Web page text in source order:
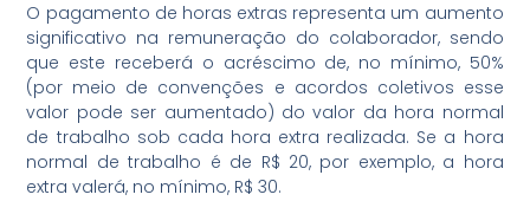
O pagamento de horas extras representa um aumento
significativo na remuneração do colaborador, sendo
que este receberá o acréscimo de, no mínimo, 50%
(por meio de convenções e acordos coletivos esse
valor pode ser aumentado) do valor da hora normal
de trabalho sob cada hora extra realizada. Se a hora
normal de trabalho é de R$ 20, por exemplo, a hora
extra valerá, no mínimo, R$ 30.